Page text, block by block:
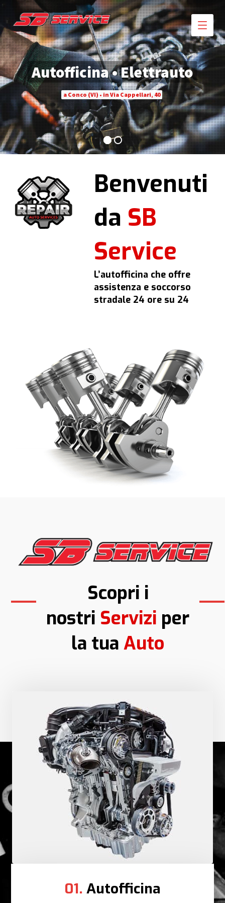
Autofficina • Elettrauto
a Conco (VI) • in Via Cappellari, 40
Benvenuti
da SB
Service
L’autofficina che offre
assistenza e soccorso
stradale 24 ore su 24
Scopri i
nostri Servizi per
la tuaAuto
01. Autofficina